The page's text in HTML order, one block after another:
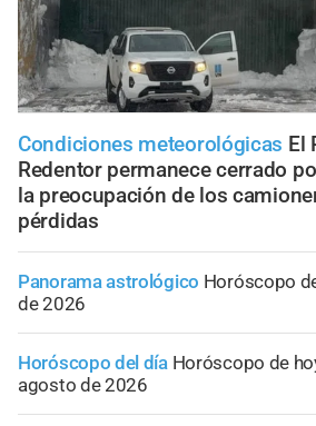
Condiciones meteorológicas El
Redentor permanece cerrado
la preocupación de los
pérdidas
Panorama astrológico Horóscopo
de 2026
Horóscopo del día Horóscopo de
agosto de 2026